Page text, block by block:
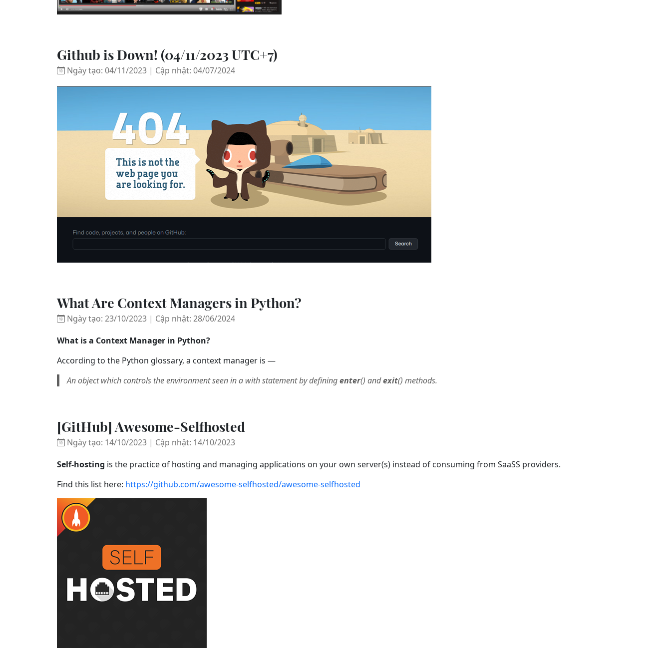
Github is Down! (04/11/2023 UTC+7)
Ngày tạo: 04/11/2023 | Cập nhật: 04/07/2024
What Are Context Managers in Python?
Ngày tạo: 23/10/2023 | Cập nhật: 28/06/2024
What is a Context Manager in Python?
According to the Python glossary, a context manager is —
An object which controls the environment seen in a with statement by definingenter() andexit() methods.
[GitHub] Awesome-Selfhosted
Ngày tạo: 14/10/2023 | Cập nhật: 14/10/2023
Self-hosting is the practice of hosting and managing applications on your own server(s) instead of consuming from SaaSS providers.
Find this list here: https://github.com/awesome-selfhosted/awesome-selfhosted